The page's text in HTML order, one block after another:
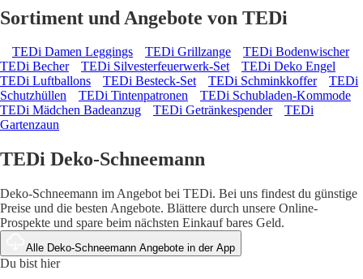
Sortiment und Angebote von TEDi
TEDi Damen Leggings TEDi Grillzange
TEDi Bodenwischer
TEDi Becher
TEDi Silvesterfeuerwerk-Set
TEDi Deko Engel
TEDi Luftballons
TEDi Besteck-Set TEDi Schminkkoffer
TEDi
Schutzhüllen
TEDi Tintenpatronen
TEDi Schubladen-Kommode
TEDi Mädchen Badeanzug
TEDi Getränkespender
TEDi
Gartenzaun
TEDi Deko-Schneemann
Deko-Schneemann im Angebot bei TEDi. Bei uns findest du günstige
Preise und die besten Angebote. Blättere durch unsere Online-
Prospekte und spare beim nächsten Einkauf bares Geld.
Alle Deko-Schneemann Angebote in der App
Du bist hier